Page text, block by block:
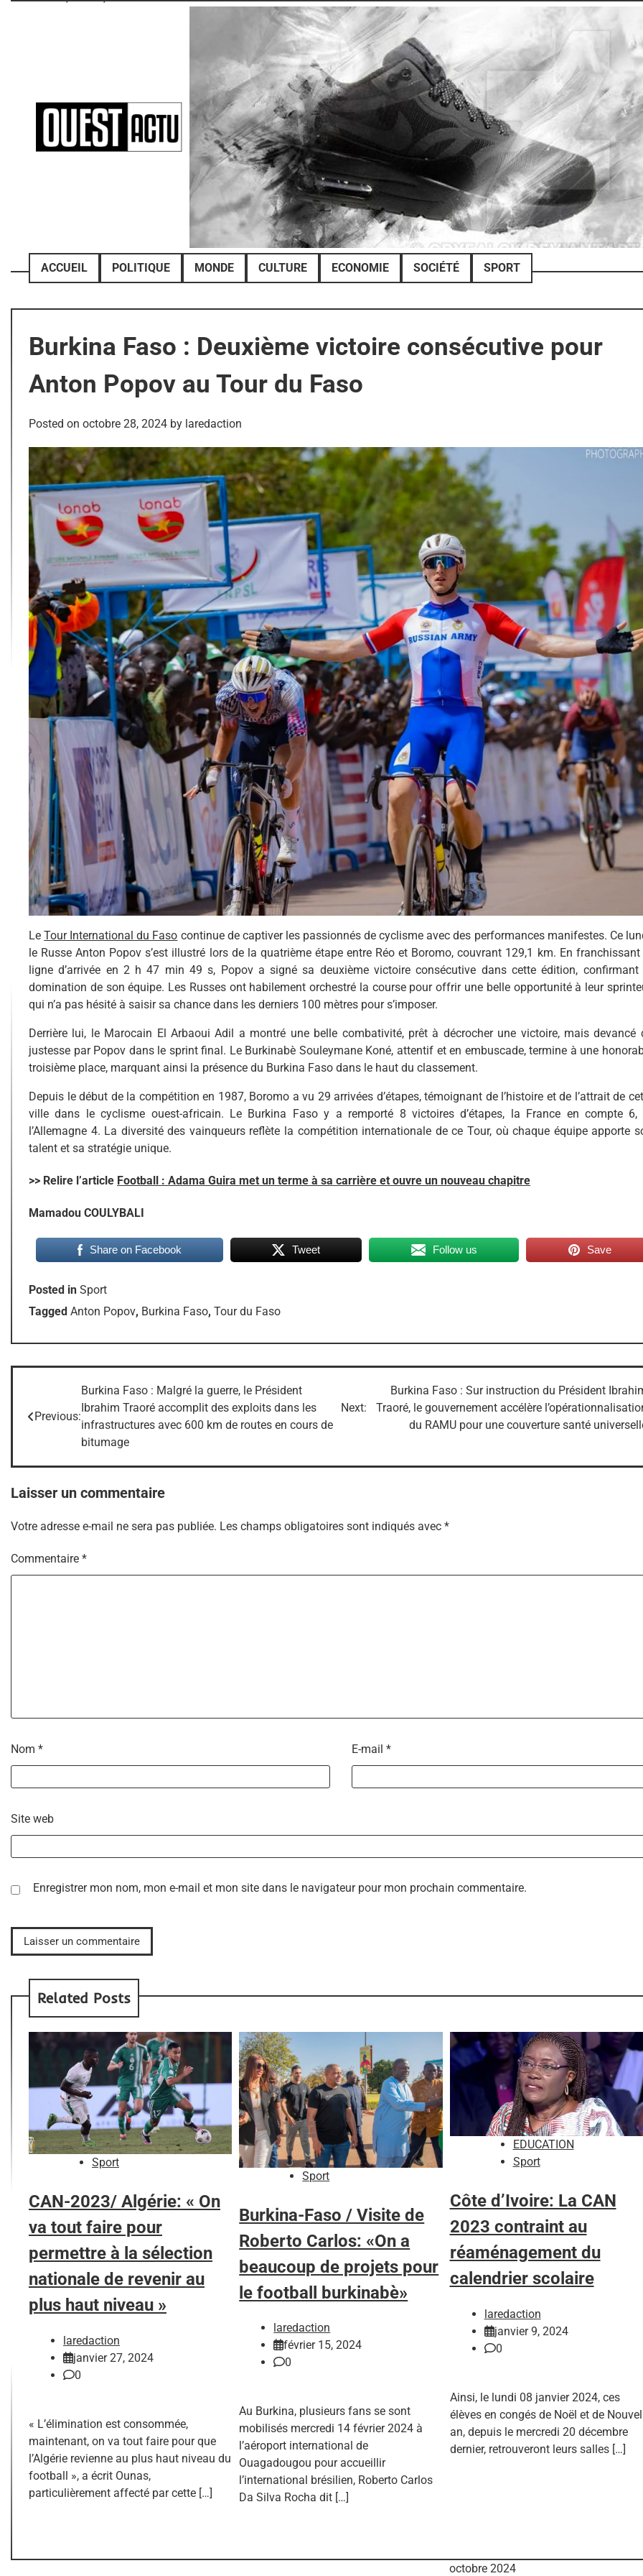
ACCUEIL POLITIQUE MONDE CULTURE ECONOMIE SOCIÉTÉ SPORT
Burkina Faso : Deuxième victoire consécutive pour
Anton Popov au Tour du Faso
Posted on octobre 28, 2024 by laredaction
LeTour International du Faso continue de captiver les passionnés de cyclisme avec des performances manifestes. Ce
le Russe Anton Popov s’est illustré lors de la quatrième étape entre Réo et Boromo, couvrant 129,1 km. En franchissant
ligne d’arrivée en 2 h 47 min 49 s, Popov a signé sa deuxième victoire consécutive dans cette édition, confirmant
domination de son équipe. Les Russes ont habilement orchestré la course pour offrir une belle opportunité à leur
qui n’a pas hésité à saisir sa chance dans les derniers 100 mètres pour s’imposer.
Derrière lui, le Marocain El Arbaoui Adil a montré une belle combativité, prêt à décrocher une victoire, mais devancé
justesse par Popov dans le sprint final. Le Burkinabè Souleymane Koné, attentif et en embuscade, termine à une
troisième place, marquant ainsi la présence du Burkina Faso dans le haut du classement.
Depuis le début de la compétition en 1987, Boromo a vu 29 arrivées d’étapes, témoignant de l’histoire et de l’attrait de
ville dans le cyclisme ouest-africain. Le Burkina Faso y a remporté 8 victoires d’étapes, la France en compte 6,
l’Allemagne 4. La diversité des vainqueurs reflète la compétition internationale de ce Tour, où chaque équipe apporte
talent et sa stratégie unique.
>> Relire l’article Football : Adama Guira met un terme à sa carrière et ouvre un nouveau chapitre
Mamadou COULYBALI
Share on Facebook Tweet Follow us Save
Posted in Sport
Tagged Anton Popov, Burkina Faso, Tour du Faso
Navigation
de
l’article
Previous:
Burkina Faso : Malgré la guerre, le Président
Ibrahim Traoré accomplit des exploits dans les
infrastructures avec 600 km de routes en cours de
bitumage
Next:
Burkina Faso : Sur instruction du Président
Traoré, le gouvernement accélère
du RAMU pour une couverture santé
Laisser un commentaire
Votre adresse e-mail ne sera pas publiée. Les champs obligatoires sont indiqués avec *
Commentaire *
Nom * E-mail *
Site web
Enregistrer mon nom, mon e-mail et mon site dans le navigateur pour mon prochain commentaire.
Related Posts
Sport
CAN-2023/ Algérie: « On
va tout faire pour
permettre à la sélection
nationale de revenir au
plus haut niveau »
laredaction
janvier 27, 2024
0
« L’élimination est consommée,
maintenant, on va tout faire pour que
l’Algérie revienne au plus haut niveau du
football », a écrit Ounas,
particulièrement affecté par cette […]
Sport
Burkina-Faso / Visite de
Roberto Carlos: «On a
beaucoup de projets pour
le football burkinabè»
laredaction
février 15, 2024
0
Au Burkina, plusieurs fans se sont
mobilisés mercredi 14 février 2024 à
l’aéroport international de
Ouagadougou pour accueillir
l’international brésilien, Roberto Carlos
Da Silva Rocha dit […]
EDUCATION
Sport
Côte d’Ivoire: La CAN
2023 contraint au
réaménagement du
calendrier scolaire
laredaction
janvier 9, 2024
0
Ainsi, le lundi 08 janvier 2024, ces
élèves en congés de Noël et de Nouvel
an, depuis le mercredi 20 décembre
dernier, retrouveront leurs salles […]
octobre 2024